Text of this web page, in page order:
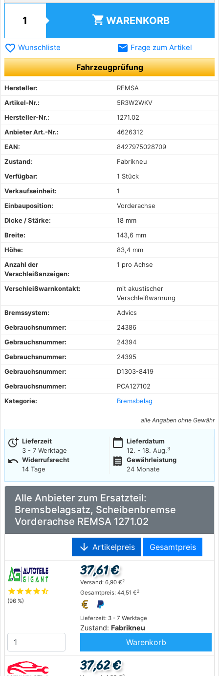
shopping_cart WARENKORB
favorite_border Wunschliste email Frage zum Artikel
Fahrzeugprüfung
Hersteller:
REMSA
Artikel-Nr.:
5R3W2WKV
Hersteller-Nr.:
1271.02
Anbieter Art.-Nr.:
4626312
EAN:
8427975028709
Zustand:
Fabrikneu
Verfügbar:
1 Stück
Verkaufseinheit:
1
Einbauposition:
Vorderachse
Dicke / Stärke:
18 mm
Breite:
143,6 mm
Höhe:
83,4 mm
Anzahl der
Verschleißanzeigen:
1 pro Achse
Verschleißwarnkontakt:
mit akustischer
Verschleißwarnung
Bremssystem:
Advics
Gebrauchsnummer:
24386
Gebrauchsnummer:
24394
Gebrauchsnummer:
24395
Gebrauchsnummer:
D1303-8419
Gebrauchsnummer:
PCA127102
Kategorie:
Bremsbelag
alle Angaben ohne Gewähr
more_time Lieferzeit
3 - 7 Werktage
calendar_today Lieferdatum
12. - 18. Aug.3
undo Widerrufsrecht
14 Tage
receipt
Gewährleistung
24 Monate
Alle Anbieter zum Ersatzteil:
Bremsbelagsatz, Scheibenbremse
Vorderachse REMSA 1271.02
arrow_downward Artikelpreis Gesamtpreis
starstarstarstarstar_half
(96 %)
Lieferzeit: 3 - 7 Werktage
Zustand: Fabrikneu
37,61 €
Versand: 6,90 €2
Gesamtpreis: 44,51 €2
Warenkorb
37,62 €